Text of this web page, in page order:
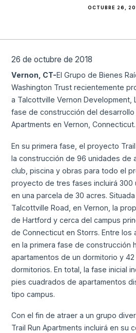
OCTUBRE 26,
26 de octubre de 2018
Vernon, CT-El Grupo de Bienes
Washington Trust recientemente
a Talcottville Vernon Development,
fase de construcción del desarrollo
Apartments en Vernon, Connecticut.
En su primera fase, el proyecto
la construcción de 96 unidades de
club, piscina y obras para todo el
proyecto de tres fases incluirá 300
en una parcela de 30 acres.
Talcottville Road, en Vernon, la
de Hartford y cerca del campus
de Connecticut en Storrs. Entre los
en la primera fase de construcción
apartamentos de un dormitorio y
dormitorios. En total, la fase inicial
pies cuadrados de apartamentos
tipo campus.
Con el fin de atraer a un grupo
Trail Run Apartments incluirá en su